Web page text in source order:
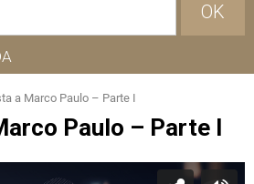
OK
a Marco Paulo – Parte I
Paulo – Parte I